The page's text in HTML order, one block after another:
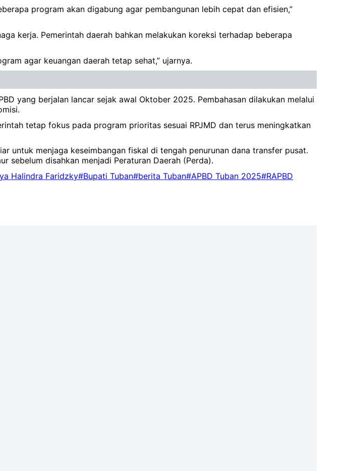
program akan digabung agar pembangunan lebih cepat dan efisien,”
kerja. Pemerintah daerah bahkan melakukan koreksi terhadap beberapa
agar keuangan daerah tetap sehat,” ujarnya.
yang berjalan lancar sejak awal Oktober 2025. Pembahasan dilakukan melalui
tetap fokus pada program prioritas sesuai RPJMD dan terus meningkatkan
untuk menjaga keseimbangan fiskal di tengah penurunan dana transfer pusat.
sebelum disahkan menjadi Peraturan Daerah (Perda).
Halindra Faridzky#Bupati Tuban#berita Tuban#APBD Tuban 2025#RAPBD